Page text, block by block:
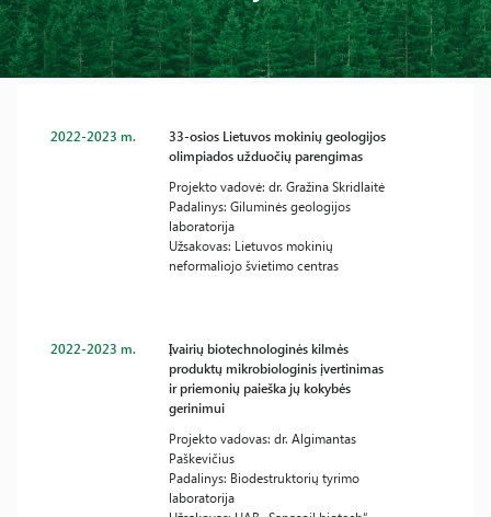
2022-2023 m.
33-osios Lietuvos mokinių geologijos
olimpiados užduočių parengimas
Projekto vadovė: dr. Gražina Skridlaitė
Padalinys: Giluminės geologijos
laboratorija
Užsakovas: Lietuvos mokinių
neformaliojo švietimo centras
2022-2023 m.
Įvairių biotechnologinės kilmės
produktų mikrobiologinis įvertinimas
ir priemonių paieška jų kokybės
gerinimui
Projekto vadovas: dr. Algimantas
Paškevičius
Padalinys: Biodestruktorių tyrimo
laboratorija